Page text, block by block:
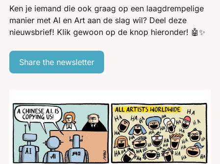
Ken je iemand die ook graag op een laagdrempelige
manier met AI en Art aan de slag wil? Deel deze
nieuwsbrief! Klik gewoon op de knop hieronder! 🤖✨
Share the newsletter